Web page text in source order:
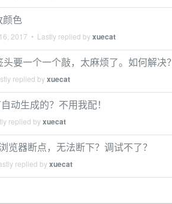
颜色
2017 • Lastly replied byxuecat
要一个一个敲，太麻烦了。如何解决？
replied byxuecat
动生成的？不用我配！
replied byxuecat
览器断点，无法断下？调试不了？
replied byxuecat